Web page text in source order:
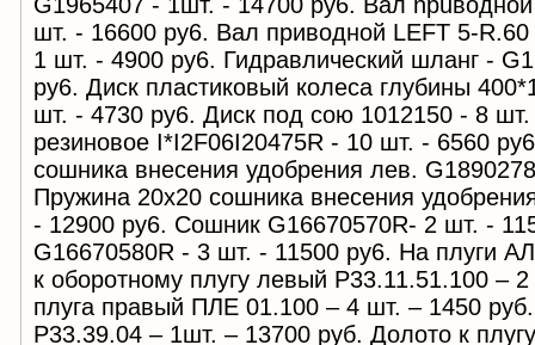
шт. - 16600 py6. Вал приводной LEFT 5-
1 шт. - 4900 py6. Гидравлический шланг -
py6. Диск пластиковый колеса глубины
шт. - 4730 py6. Диск под сою 1012150 - 8
peзиновое I*I2F06I20475R - 10 шт. - 6560
сошника внесения удобрения лев.
Пружина 20х20 сошника внесения
- 12900 py6. Сошник G16670570R- 2 шт. -
G16670580R - 3 шт. - 11500 py6. На плуги
к оборотному плугу левый Р33.11.51.100 –
плуга правый ПЛЕ 01.100 – 4 шт. – 1450
Р33.39.04 – 1шт. – 13700 руб. Долото к